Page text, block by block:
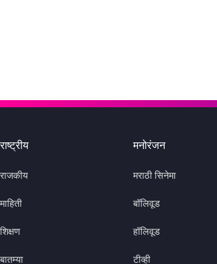
राष्ट्रीय
राजकीय
माहिती
शिक्षण
बातम्या
मनोरंजन
मराठी सिनेमा
बॉलिवूड
हॉलिवूड
टीव्ही